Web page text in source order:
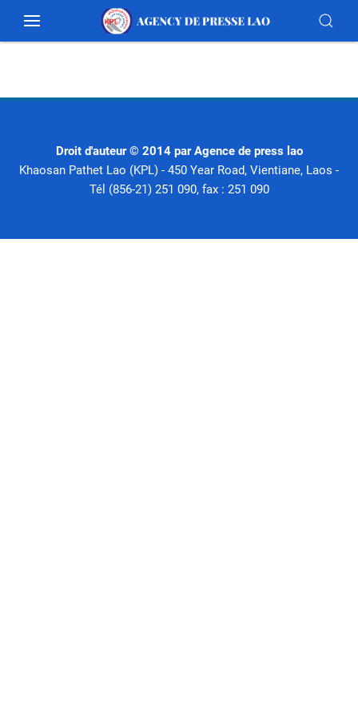
Droit d'auteur © 2014 par Agence de press lao
Khaosan Pathet Lao (KPL) - 450 Year Road, Vientiane, Laos -
Tél (856-21) 251 090, fax : 251 090